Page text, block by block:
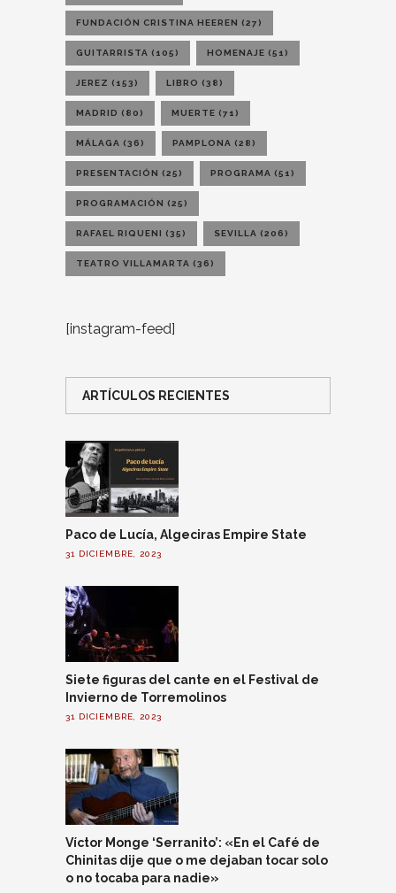
FUNDACIÓN CRISTINA HEEREN (27)
GUITARRISTA (105) HOMENAJE (51)
JEREZ (153) LIBRO (38)
MADRID (80) MUERTE (71)
MÁLAGA (36) PAMPLONA (28)
PRESENTACIÓN (25) PROGRAMA (51)
PROGRAMACIÓN (25)
RAFAEL RIQUENI (35) SEVILLA (206)
TEATRO VILLAMARTA (36)
[instagram-feed]
ARTÍCULOS RECIENTES
Paco de Lucía, Algeciras Empire State
31 DICIEMBRE, 2023
Siete figuras del cante en el Festival de
Invierno de Torremolinos
31 DICIEMBRE, 2023
Víctor Monge ‘Serranito’: «En el Café de
Chinitas dije que o me dejaban tocar solo
o no tocaba para nadie»